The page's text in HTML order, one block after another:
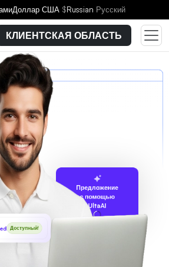
Доллар США $Russian Русский
КЛИЕНТСКАЯ ОБЛАСТЬ
Предложение
с помощью
UltaAI
Доступный!